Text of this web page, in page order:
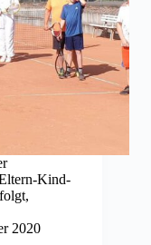
Kind-
2020